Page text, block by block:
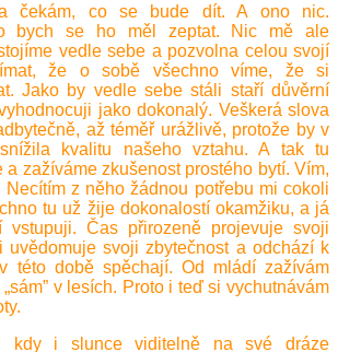
čekám, co se bude dít. A ono nic.
bych se ho měl zeptat. Nic mě ale
vedle sebe a pozvolna celou svojí
že o sobě všechno víme, že si
Jako by vedle sebe stáli staří důvěrní
jako dokonalý. Veškerá slova
až téměř urážlivě, protože by v
kvalitu našeho vztahu. A tak tu
a zažíváme zkušenost prostého bytí. Vím,
Necítím z něho žádnou potřebu mi cokoli
tu už žije dokonalostí okamžiku, a já
Čas přirozeně projevuje svoji
uvědomuje svoji zbytečnost a odchází k
této době spěchají. Od mládí zažívám
v lesích. Proto i teď si vychutnávám
kdy i slunce viditelně na své dráze